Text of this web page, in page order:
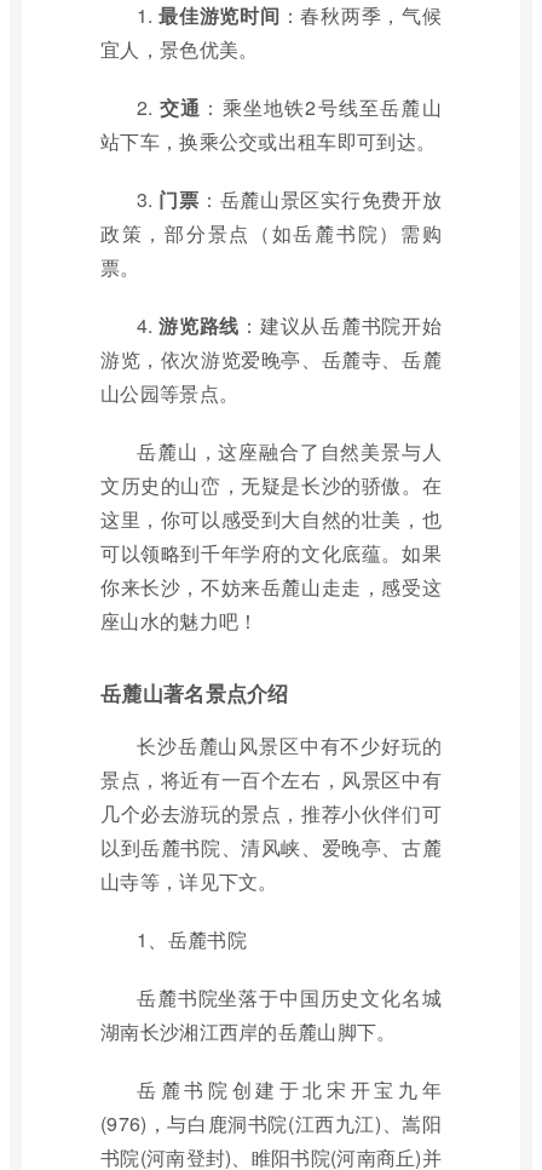
1.最佳游览时间 ：春秋两季，气候
宜人，景色优美。
2. 交通 ：乘坐地铁2号线至岳麓山
站下车，换乘公交或出租车即可到达。
3. 门票 ：岳麓山景区实行免费开放
政策，部分景点（如岳麓书院）需购
票。
4.游览路线 ：建议从岳麓书院开始
游览，依次游览爱晚亭、岳麓寺、岳麓
山公园等景点。
岳麓山，这座融合了自然美景与人
文历史的山峦，无疑是长沙的骄傲。在
这里，你可以感受到大自然的壮美，也
可以领略到千年学府的文化底蕴。如果
你来长沙，不妨来岳麓山走走，感受这
座山水的魅力吧！
岳麓山著名景点介绍
长沙岳麓山风景区中有不少好玩的
景点，将近有一百个左右，风景区中有
几个必去游玩的景点，推荐小伙伴们可
以到岳麓书院、清风峡、爱晚亭、古麓
山寺等，详见下文。
1、岳麓书院
岳麓书院坐落于中国历史文化名城
湖南长沙湘江西岸的岳麓山脚下。
岳麓书院创建于北宋开宝九年
(976)，与白鹿洞书院(江西九江)、嵩阳
书院(河南登封)、睢阳书院(河南商丘)并